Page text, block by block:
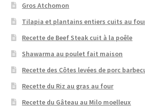
Gros Atchomon
Tilapia et plantains entiers cuits au
Recette de Beef Steak cuit à la poêle
Shawarma au poulet fait maison
Recette des Côtes levées de porc
Recette du Riz au gras au four
Recette du Gâteau au Milo moelleux